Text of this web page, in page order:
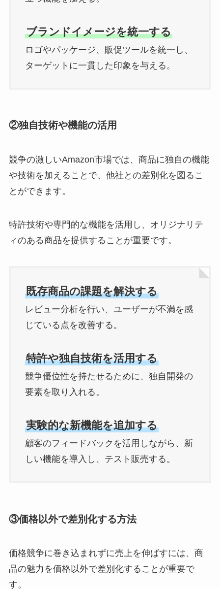
ブランドイメージを統一する
ロゴやパッケージ、販促ツールを統一し、
ターゲットに一貫した印象を与える。
②独自技術や機能の活用
競争の激しいAmazon市場では、商品に独自の機能
や技術を加えることで、他社との差別化を図るこ
とができます。
特許技術や専門的な機能を活用し、オリジナリテ
ィのある商品を提供することが重要です。
既存商品の課題を解決する
レビュー分析を行い、ユーザーが不満を感
じている点を改善する。
特許や独自技術を活用する
競争優位性を持たせるために、独自開発の
要素を取り入れる。
実験的な新機能を追加する
顧客のフィードバックを活用しながら、新
しい機能を導入し、テスト販売する。
③価格以外で差別化する方法
価格競争に巻き込まれずに売上を伸ばすには、商
品の魅力を価格以外で差別化することが重要で
す。